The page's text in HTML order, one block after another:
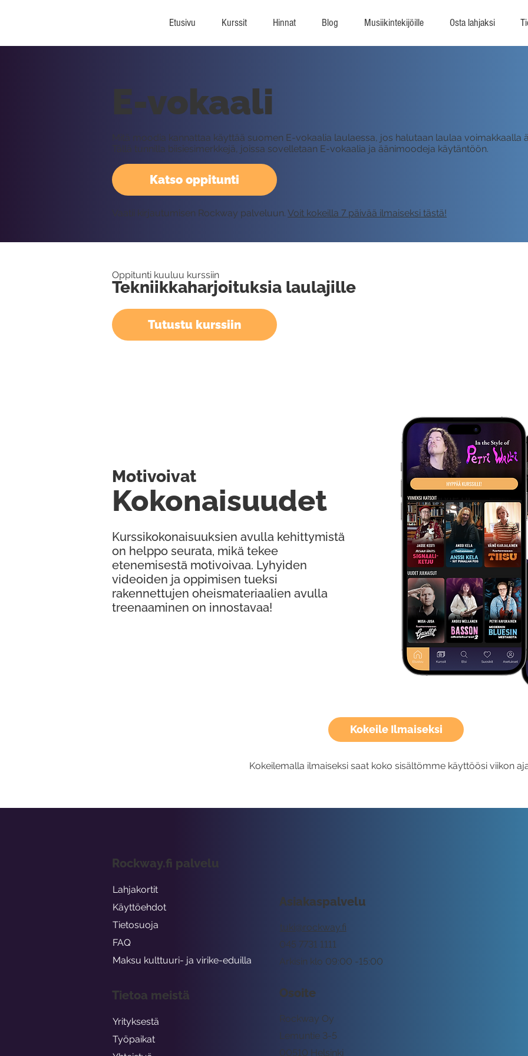
Etusivu Kurssit Hinnat Blog Musiikintekijöille Osta lahjaksi
Kokeile Ilmaiseksi
Kokeilemalla ilmaiseksi saat koko sisältömme käyttöösi viikon
Katso oppitunti
E-vokaali
Mitä moodia kannattaa käyttää suomen E-vokaalia laulaessa, jos halutaan laulaa voimakkaalla
Tällä tunnilla biisiesimerkkejä, joissa sovelletaan E-vokaalia ja äänimoodeja käytäntöön.
Vaatii kirjautumisen Rockway palveluun. Voit kokeilla 7 päivää ilmaiseksi tästä!
Oppitunti kuuluu kurssiin
Tekniikkaharjoituksia laulajille
Tutustu kurssiin
Kurssikokonaisuuksien avulla kehittymistä
on helppo seurata, mikä tekee
etenemisestä motivoivaa. Lyhyiden
videoiden ja oppimisen tueksi
rakennettujen oheismateriaalien avulla
treenaaminen on innostavaa!
Kokonaisuudet
Motivoivat
Asiakaspalvelu
tuki@rockway.fi
Arkisin klo 09:00 -15:00
045 7731 1111
Osoite
Rockway Oy
Lemuntie 3-5
00510 Helsinki
Rockway.fi palvelu
Lahjakortit
Käyttöehdot
Tietosuoja
FAQ
Maksu kulttuuri- ja virike-eduilla
Tietoa meistä
Yrityksestä
Työpaikat